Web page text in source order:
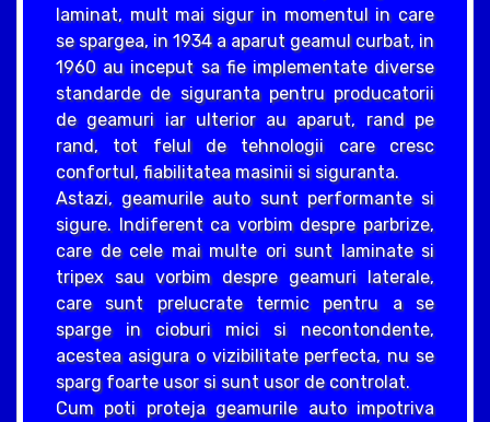
laminat, mult mai sigur in momentul in care
se spargea, in 1934 a aparut geamul curbat, in
1960 au inceput sa fie implementate diverse
standarde de siguranta pentru producatorii
de geamuri iar ulterior au aparut, rand pe
rand, tot felul de tehnologii care cresc
confortul, fiabilitatea masinii si siguranta.
Astazi, geamurile auto sunt performante si
sigure. Indiferent ca vorbim despre parbrize,
care de cele mai multe ori sunt laminate si
tripex sau vorbim despre geamuri laterale,
care sunt prelucrate termic pentru a se
sparge in cioburi mici si necontondente,
acestea asigura o vizibilitate perfecta, nu se
sparg foarte usor si sunt usor de controlat.
Cum poti proteja geamurile auto impotriva